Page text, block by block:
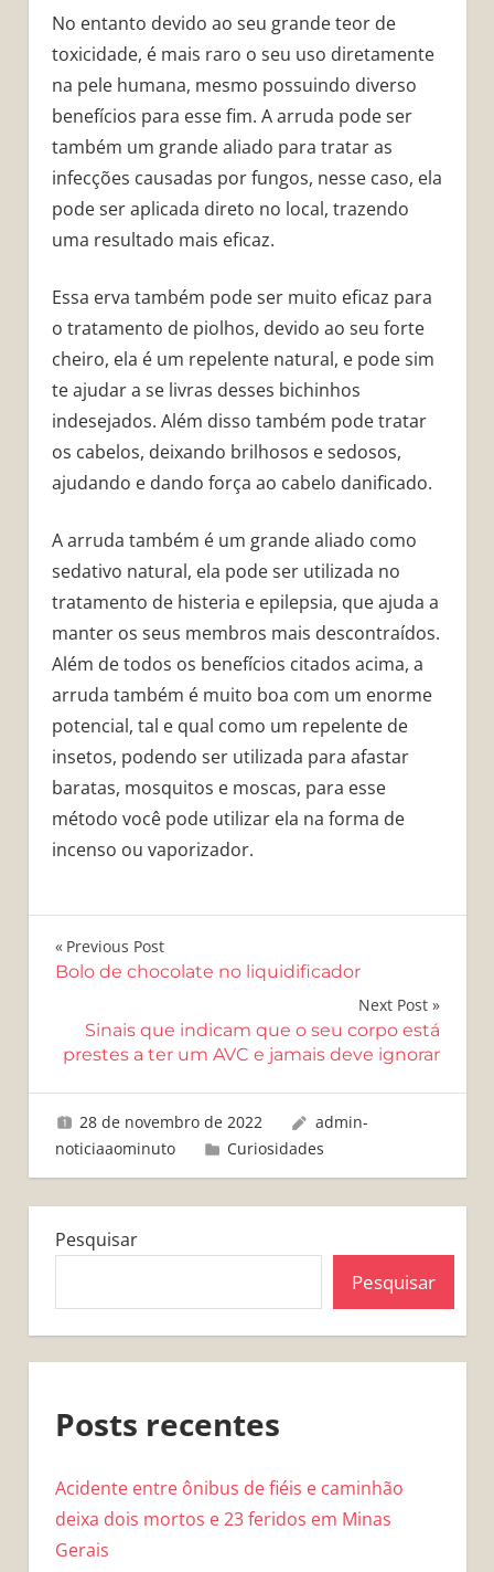
No entanto devido ao seu grande teor de
toxicidade, é mais raro o seu uso diretamente
na pele humana, mesmo possuindo diverso
benefícios para esse fim. A arruda pode ser
também um grande aliado para tratar as
infecções causadas por fungos, nesse caso, ela
pode ser aplicada direto no local, trazendo
uma resultado mais eficaz.
Essa erva também pode ser muito eficaz para
o tratamento de piolhos, devido ao seu forte
cheiro, ela é um repelente natural, e pode sim
te ajudar a se livras desses bichinhos
indesejados. Além disso também pode tratar
os cabelos, deixando brilhosos e sedosos,
ajudando e dando força ao cabelo danificado.
A arruda também é um grande aliado como
sedativo natural, ela pode ser utilizada no
tratamento de histeria e epilepsia, que ajuda a
manter os seus membros mais descontraídos.
Além de todos os benefícios citados acima, a
arruda também é muito boa com um enorme
potencial, tal e qual como um repelente de
insetos, podendo ser utilizada para afastar
baratas, mosquitos e moscas, para esse
método você pode utilizar ela na forma de
incenso ou vaporizador.
Navegação
Post
Previous Post
Bolo de chocolate no liquidificador
Next Post
Sinais que indicam que o seu corpo está
prestes a ter um AVC e jamais deve ignorar
28 de novembro de 2022
admin-
noticiaaominuto
Curiosidades
Pesquisar
Pesquisar
Posts recentes
Acidente entre ônibus de fiéis e caminhão
deixa dois mortos e 23 feridos em Minas
Gerais